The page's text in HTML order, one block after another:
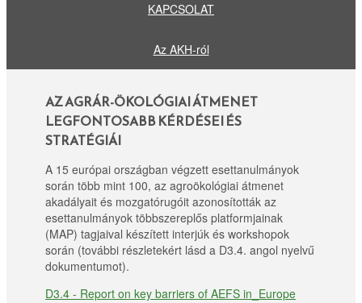
KAPCSOLAT
Az AKH-ról
AZ AGRÁR-ÖKOLÓGIAI ÁTMENET
LEGFONTOSABB KÉRDÉSEI ÉS
STRATÉGIÁI
A 15 európai országban végzett esettanulmányok
során több mint 100, az agroökológiai átmenet
akadályait és mozgatórugóit azonosították az
esettanulmányok többszereplős platformjainak
(MAP) tagjaival készített interjúk és workshopok
során (további részletekért lásd a D3.4. angol nyelvű
dokumentumot).
D3.4 - Report on key barriers of AEFS in_Europe